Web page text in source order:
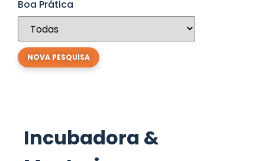
Boa Prática
Incubadora &